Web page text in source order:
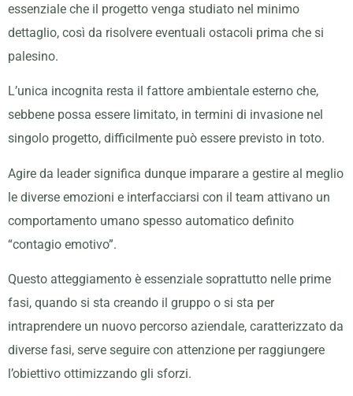
essenziale che il progetto venga studiato nel minimo
dettaglio, così da risolvere eventuali ostacoli prima che si
palesino.
L’unica incognita resta il fattore ambientale esterno che,
sebbene possa essere limitato, in termini di invasione nel
singolo progetto, difficilmente può essere previsto in toto.
Agire da leader significa dunque imparare a gestire al meglio
le diverse emozioni e interfacciarsi con il team attivano un
comportamento umano spesso automatico definito
“contagio emotivo”.
Questo atteggiamento è essenziale soprattutto nelle prime
fasi, quando si sta creando il gruppo o si sta per
intraprendere un nuovo percorso aziendale, caratterizzato da
diverse fasi, serve seguire con attenzione per raggiungere
l’obiettivo ottimizzando gli sforzi.